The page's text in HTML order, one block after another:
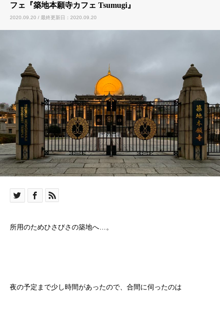
フェ『築地本願寺カフェ Tsumugi』
2020.09.20 / 最終更新日：2020.09.20
所用のためひさびさの築地へ…。
夜の予定まで少し時間があったので、合間に伺ったのは